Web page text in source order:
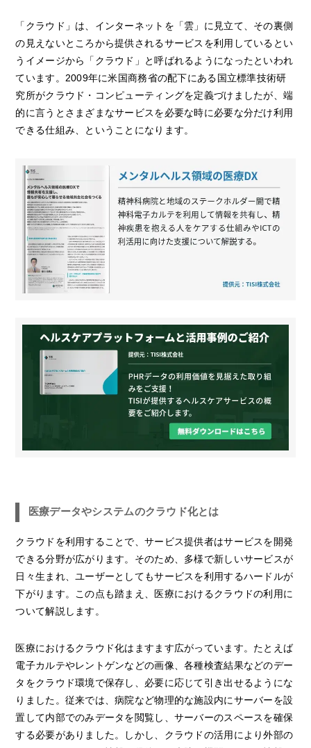
「クラウド」は、インターネットを「雲」に見立て、その裏側
の見えないところから提供されるサービスを利用しているとい
うイメージから「クラウド」と呼ばれるようになったといわれ
ています。2009年に米国商務省の配下にある国立標準技術研
究所がクラウド・コンピューティングを定義づけましたが、端
的に言うとさまざまなサービスを必要な時に必要な分だけ利用
できる仕組み、ということになります。
医療データやシステムのクラウド化とは
クラウドを利用することで、サービス提供者はサービスを開発
できる分野が広がります。そのため、多様で新しいサービスが
日々生まれ、ユーザーとしてもサービスを利用するハードルが
下がります。この点も踏まえ、医療におけるクラウドの利用に
ついて解説します。
医療におけるクラウド化はますます広がっています。たとえば
電子カルテやレントゲンなどの画像、各種検査結果などのデー
タをクラウド環境で保存し、必要に応じて引き出せるようにな
りました。従来では、病院など物理的な施設内にサーバーを設
置して内部でのみデータを閲覧し、サーバーのスペースを確保
する必要がありました。しかし、クラウドの活用により外部の